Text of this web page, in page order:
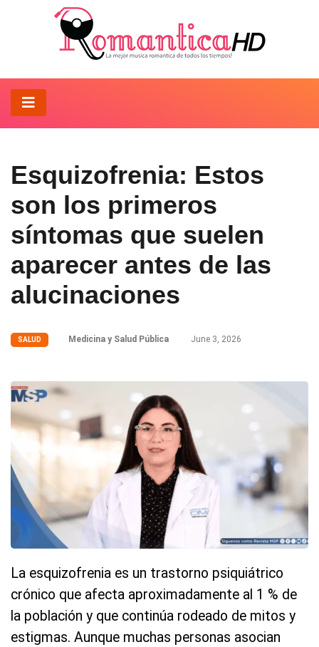
Esquizofrenia: Estos
son los primeros
síntomas que suelen
aparecer antes de las
alucinaciones
SALUD Medicina y Salud Pública June 3, 2026
La esquizofrenia es un trastorno psiquiátrico
crónico que afecta aproximadamente al 1 % de
la población y que continúa rodeado de mitos y
estigmas. Aunque muchas personas asocian